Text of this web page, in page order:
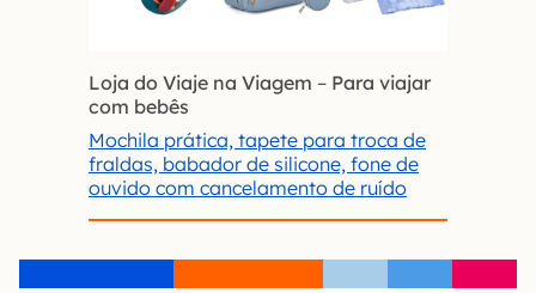
Loja do Viaje na Viagem – Para viajar
com bebês
Mochila prática, tapete para troca de
fraldas, babador de silicone, fone de
ouvido com cancelamento de ruído